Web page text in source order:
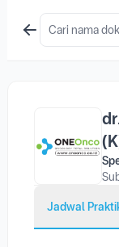
Jadwal